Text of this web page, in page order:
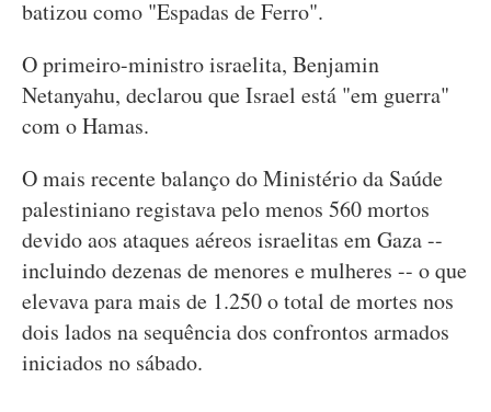
batizou como "Espadas de Ferro".
O primeiro-ministro israelita, Benjamin
Netanyahu, declarou que Israel está "em guerra"
com o Hamas.
O mais recente balanço do Ministério da Saúde
palestiniano registava pelo menos 560 mortos
devido aos ataques aéreos israelitas em Gaza --
incluindo dezenas de menores e mulheres -- o que
elevava para mais de 1.250 o total de mortes nos
dois lados na sequência dos confrontos armados
iniciados no sábado.